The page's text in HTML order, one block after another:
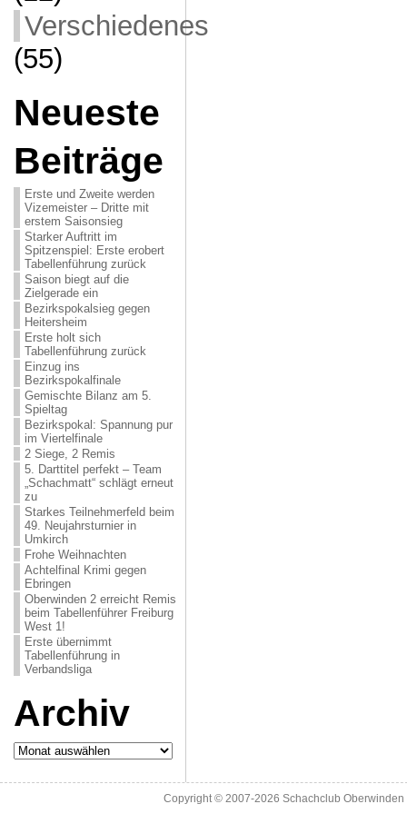
Verschiedenes
(55)
Neueste
Beiträge
Erste und Zweite werden
Vizemeister – Dritte mit
erstem Saisonsieg
Starker Auftritt im
Spitzenspiel: Erste erobert
Tabellenführung zurück
Saison biegt auf die
Zielgerade ein
Bezirkspokalsieg gegen
Heitersheim
Erste holt sich
Tabellenführung zurück
Einzug ins
Bezirkspokalfinale
Gemischte Bilanz am 5.
Spieltag
Bezirkspokal: Spannung pur
im Viertelfinale
2 Siege, 2 Remis
5. Darttitel perfekt – Team
„Schachmatt“ schlägt erneut
zu
Starkes Teilnehmerfeld beim
49. Neujahrsturnier in
Umkirch
Frohe Weihnachten
Achtelfinal Krimi gegen
Ebringen
Oberwinden 2 erreicht Remis
beim Tabellenführer Freiburg
West 1!
Erste übernimmt
Tabellenführung in
Verbandsliga
Archiv
Archiv
Copyright © 2007-2026Schachclub Oberwinden